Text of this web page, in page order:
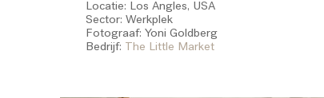
Locatie: Los Angles, USA
Sector: Werkplek
Fotograaf: Yoni Goldberg
Bedrijf: The Little Market